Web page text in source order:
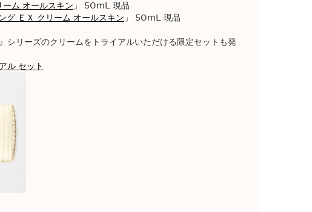
ム オールスキン 」 50mL 現品
グ ＥＸ クリーム オールスキン 」 50mL 現品
シリーズのクリームをトライアルいただける限定セットも発
ル セット